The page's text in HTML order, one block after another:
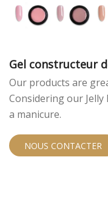
Gel constructeur
Our products are
Considering our Jelly
a manicure.
NOUS CONTACTER